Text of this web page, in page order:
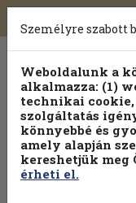
Toggle
Személyre szabott
Weboldalunk a
alkalmazza: (1)
technikai
szolgáltatás
könnyebbé és
amely alapján
kereshetjük meg
érheti el.